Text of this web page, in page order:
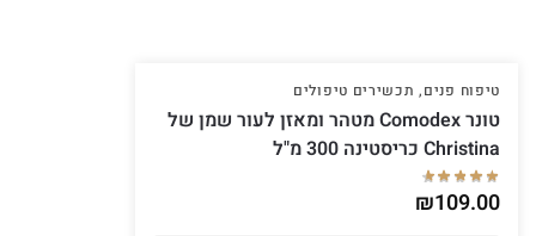
טיפוח פנים, תכשירים טיפולים
טונר Comodex מטהר ומאזן לעור שמן של
Christina כריסטינה 300 מ"ל
₪109.00